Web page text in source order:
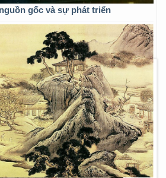
gốc và sự phát triển